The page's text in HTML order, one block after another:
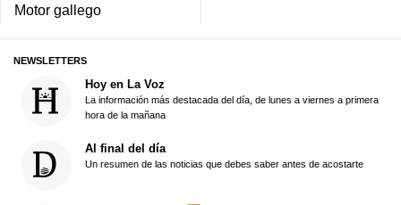
Motor gallego
NEWSLETTERS
Hoy en La Voz
La información más destacada del día, de lunes a viernes a primera
hora de la mañana
Al final del día
Un resumen de las noticias que debes saber antes de acostarte